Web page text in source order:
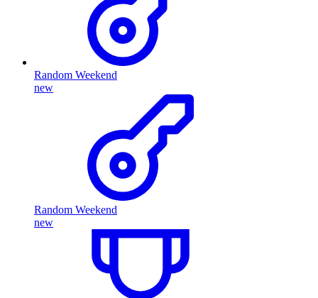
Random Weekend
new
Random Weekend
new